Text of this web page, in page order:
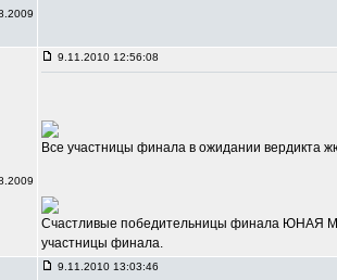
9.11.2010 12:56:08
Все участницы финала в ожидании вердикта
Счастливые победительницы финала ЮНАЯ
участницы финала.
9.11.2010 13:03:46